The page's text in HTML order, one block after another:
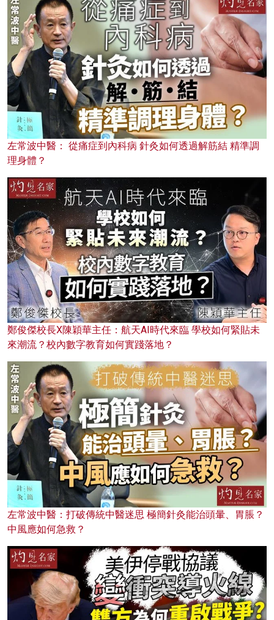
左常波中醫： 從痛症到內科病 針灸如何透過解筋結 精準調
理身體？
鄭俊傑校長X陳穎華主任：航天AI時代來臨 學校如何緊貼未
來潮流？校內數字教育如何實踐落地？
左常波中醫：打破傳統中醫迷思 極簡針灸能治頭暈、胃脹？
中風應如何急救？